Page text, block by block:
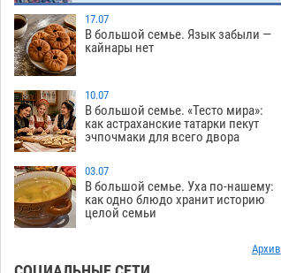
древнюю помойку
11:58
В Астрахани подросток угнал
мотоцикл и похитил чужие мобильник
с банковскими картами
11:20
Астраханцев ждут на парковом газоне
с призами и эрмитажными котами
10:43
Астраханский суд встал на сторону
МЧС в споре за возврат униформы
10:02
На Всероссийской Спартакиаде
17.07
В большой семье. Язык забыли —
кайнары нет
10.07
В большой семье. «Тесто мира»:
как астраханские татарки пекут
эчпочмаки для всего двора
03.07
В большой семье. Уха по-нашему:
как одно блюдо хранит историю
целой семьи
Архив